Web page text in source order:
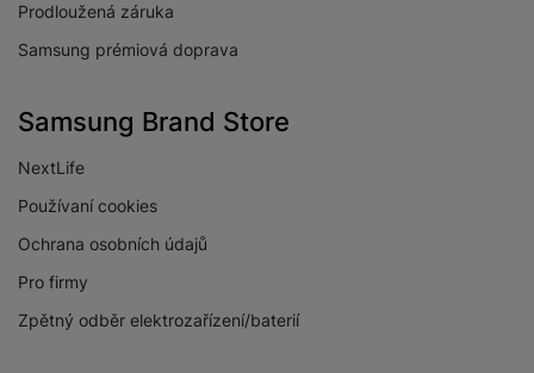
Prodloužená záruka
Samsung prémiová doprava
Samsung Brand Store
NextLife
Používaní cookies
Ochrana osobních údajů
Pro firmy
Zpětný odběr elektrozařízení/baterií